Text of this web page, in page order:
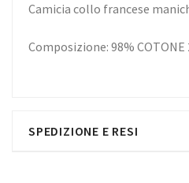
Camicia collo francese
Composizione: 98% COTONE
SPEDIZIONE E RESI